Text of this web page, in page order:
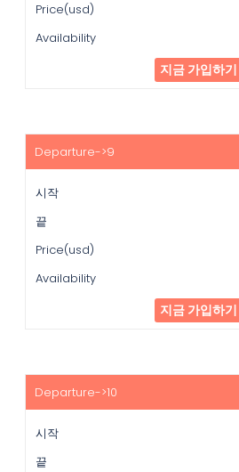
지금 가입하기
지금 가입하기